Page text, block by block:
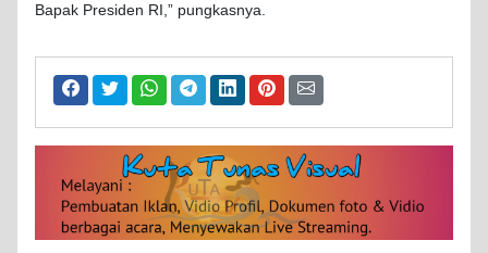
Bapak Presiden RI,” pungkasnya.